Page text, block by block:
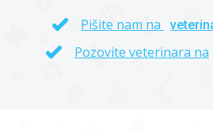
Pišite nam na
Pozovite veterinara na